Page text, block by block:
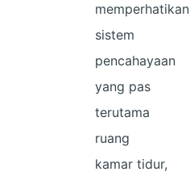
memperhatikan
sistem
pencahayaan
yang pas
terutama
ruang
kamar tidur,